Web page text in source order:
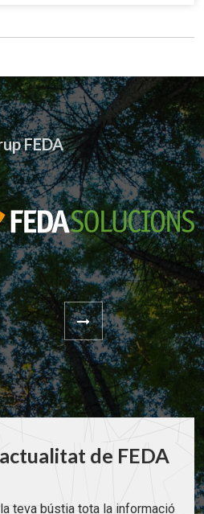
FEDA
de FEDA
teva bústia tota la informació